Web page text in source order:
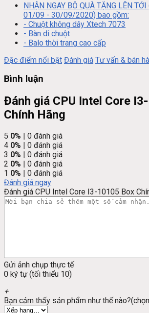
NHẬN NGAY BỘ QUÀ TẶNG LÊN
01/09 - 30/09/2020) bao gồm:
- Chuột không dây Xtech 7073
- Bàn di chuột
- Balo thời trang cao cấp
Đặc điểm nổi bật Đánh giá Tư vấn & bán
Bình luận
Đánh giá CPU Intel Core
Chính Hãng
5 0% | 0 đánh giá
4 0% | 0 đánh giá
3 0% | 0 đánh giá
2 0% | 0 đánh giá
1 0% | 0 đánh giá
Đánh giá ngay
Đánh giá CPU Intel Core I3-10105 Box
Gửi ảnh chụp thực tế
0 ký tự (tối thiểu 10)
+
Bạn cảm thấy sản phẩm như thế